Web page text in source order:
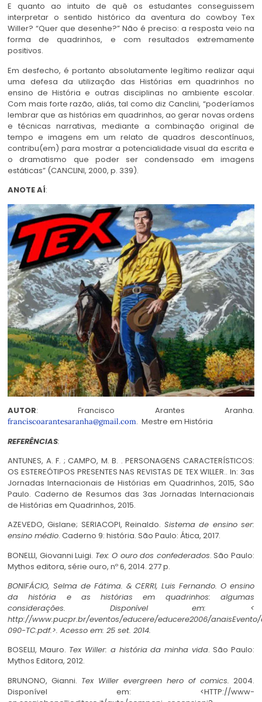
E quanto ao intuito de quê os estudantes conseguissem
interpretar o sentido histórico da aventura do cowboy Tex
Willer? “Quer que desenhe?” Não é preciso: a resposta veio na
forma de quadrinhos, e com resultados extremamente
positivos.
Em desfecho, é portanto absolutamente legítimo realizar aqui
uma defesa da utilização das Histórias em quadrinhos no
ensino de História e outras disciplinas no ambiente escolar.
Com mais forte razão, aliás, tal como diz Canclini, “poderíamos
lembrar que as histórias em quadrinhos, ao gerar novas ordens
e técnicas narrativas, mediante a combinação original de
tempo e imagens em um relato de quadros descontínuos,
contribu(em) para mostrar a potencialidade visual da escrita e
o dramatismo que poder ser condensado em imagens
estáticas” (CANCLINI, 2000, p. 339).
ANOTE AÍ:
AUTOR: Francisco Arantes Aranha.
franciscoarantesaranha@gmail.com. Mestre em História
REFERÊNCIAS:
ANTUNES, A. F. ; CAMPO, M. B. . PERSONAGENS CARACTERÍSTICOS:
OS ESTEREÓTIPOS PRESENTES NAS REVISTAS DE TEX WILLER.. In: 3as
Jornadas Internacionais de Histórias em Quadrinhos, 2015, São
Paulo. Caderno de Resumos das 3as Jornadas Internacionais
de Histórias em Quadrinhos, 2015.
AZEVEDO, Gislane; SERIACOPI, Reinaldo. Sistema de ensino ser:
ensino médio. Caderno 9: história. São Paulo: Ática, 2017.
BONELLI, Giovanni Luigi. Tex: O ouro dos confederados. São Paulo:
Mythos editora, série ouro, nº 6, 2014. 277 p.
BONIFÁCIO, Selma de Fátima. & CERRI, Luis Fernando. O ensino
da história e as histórias em quadrinhos: algumas
considerações. Disponível em: <
http://www.pucpr.br/eventos/educere/educere2006/
090-TC.pdf.>. Acesso em: 25 set. 2014.
BOSELLI, Mauro. Tex Willer: a história da minha vida. São Paulo:
Mythos Editora, 2012.
BRUNONO, Gianni. Tex Willer evergreen hero of comics. 2004.
Disponível em: <HTTP://www-